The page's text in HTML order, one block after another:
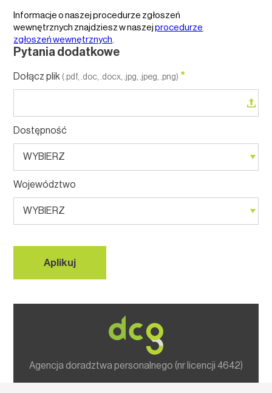
Informacje o naszej procedurze zgłoszeń
wewnętrznych znajdziesz w naszejprocedurze
zgłoszeń wewnętrznych
Pytania dodatkowe
Dołącz plik (.pdf, .doc, .docx, .jpg, .jpeg, .png) *
Dostępność
Województwo
Agencja doradztwa personalnego (nr licencji 4642)